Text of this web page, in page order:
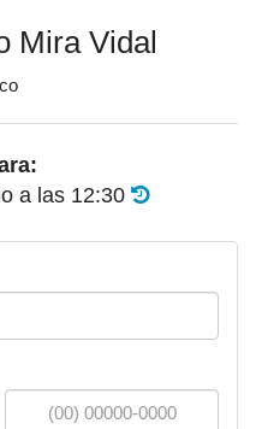
Mira Vidal
a las 12:30